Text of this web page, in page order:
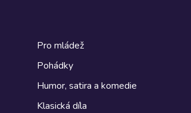
Pro mládež
Pohádky
Humor, satira a komedie
Klasická díla